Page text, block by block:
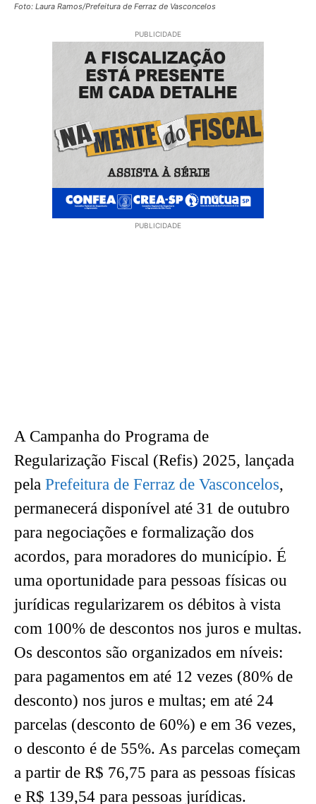
Foto: Laura Ramos/Prefeitura de Ferraz de Vasconcelos
PUBLICIDADE
PUBLICIDADE
A Campanha do Programa de
Regularização Fiscal (Refis) 2025, lançada
pela Prefeitura de Ferraz de Vasconcelos,
permanecerá disponível até 31 de outubro
para negociações e formalização dos
acordos, para moradores do município. É
uma oportunidade para pessoas físicas ou
jurídicas regularizarem os débitos à vista
com 100% de descontos nos juros e multas.
Os descontos são organizados em níveis:
para pagamentos em até 12 vezes (80% de
desconto) nos juros e multas; em até 24
parcelas (desconto de 60%) e em 36 vezes,
o desconto é de 55%. As parcelas começam
a partir de R$ 76,75 para as pessoas físicas
e R$ 139,54 para pessoas jurídicas.